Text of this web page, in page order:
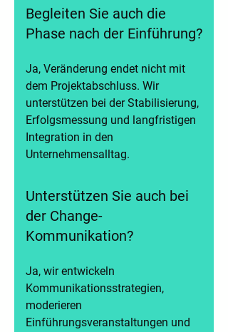
Begleiten Sie auch die
Phase nach der Einführung?
Ja, Veränderung endet nicht mit
dem Projektabschluss. Wir
unterstützen bei der Stabilisierung,
Erfolgsmessung und langfristigen
Integration in den
Unternehmensalltag.
Unterstützen Sie auch bei
der Change-
Kommunikation?
Ja, wir entwickeln
Kommunikationsstrategien,
moderieren
Einführungsveranstaltungen und